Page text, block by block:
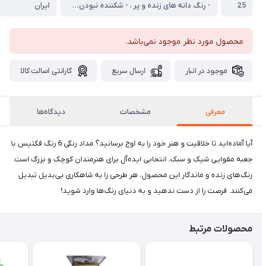
25
- رنگ دانه های زنده و پر ، - شکننده نبودن مغز مداد ، - طراحی بدنه ی مناسب با آناتومی بدن و دست انسان ، - جنس چوب با کیفیت خوش تراش
ایران
محصول مورد نظر موجود نمی‌باشد.
موجود در انبار ارسال سریع گارانتی اصالت کالا
معرفی مشخصات دیدگاه‌ها
آیا آماده‌اید تا خلاقیت و هنر خود را به اوج برسانید؟ مداد رنگی 6 رنگ فکتیس با
جعبه مقوایی شیک و سبک، انتخابی ایده‌آل برای هنرمندان کوچک و بزرگ است.
رنگ‌های زنده و ماندگار این محصول، هر طرحی را به شاهکاری بی‌بدیل تبدیل
می‌کنند. فرصت را از دست ندهید و به دنیای رنگ‌ها وارد شوید!
محصولات مرتبط